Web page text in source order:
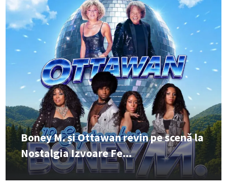
Boney M. și Ottawan revin pe scenă la
Nostalgia Izvoare Fe...